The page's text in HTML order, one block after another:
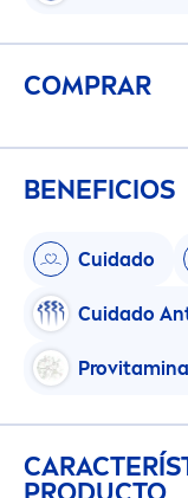
COMPRAR
BENEFICIOS
Cuidado
Cuidado
Provitamin